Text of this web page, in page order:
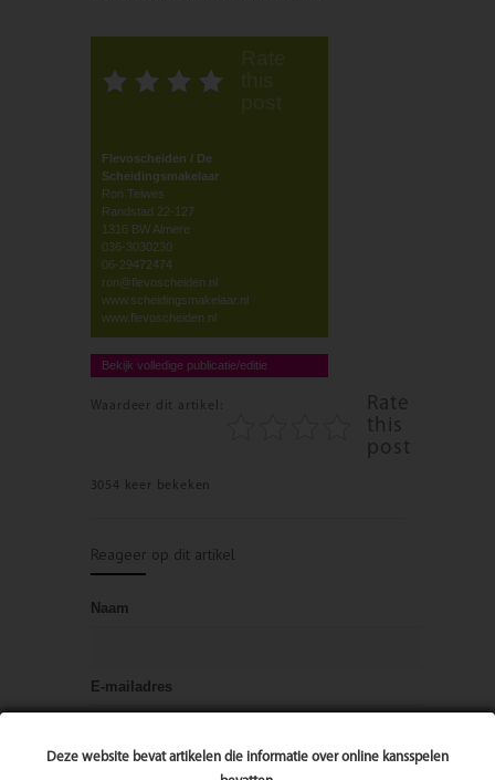
Deze website bevat artikelen die informatie over online kansspelen
Flevoscheiden / De
Scheidingsmakelaar
Ron Teiwes
Randstad 22-127
1316 BW Almere
036-3030230
06-29472474
ron@flevoscheiden.nl
www.scheidingsmakelaar.nl
www.flevoscheiden.nl
Bekijk volledige publicatie/editie
Waardeer dit artikel:
Rate
this
post
3054 keer bekeken
Reageer op dit artikel
Naam
E-mailadres
Bericht